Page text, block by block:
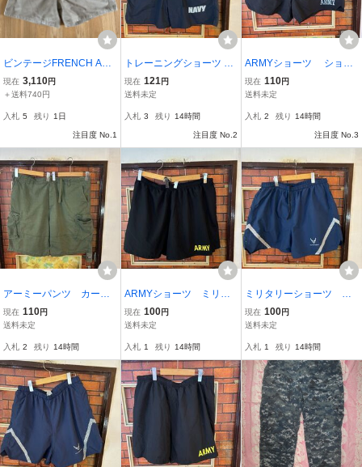
ビンテージFRENCH AR
MY M52チノショーツ
現在 3,110円
＋送料740円
入札 5 残り 1日
注目度 No.1
トレーニングショーツ シ
ョートパンツ US NAVY
軍もの 重ね着 短パ
イズ USA製 ビンテー
ジ アメリカ古着
現在 121円
送料未定
入札 3 残り 14時間
注目度 No.2
ARMYショーツ ショー
トパンツ 短パン 半ズ
ボン XLくらい 軍もの
リー アメリカ古着
現在 110円
送料未定
入札 2 残り 14時間
注目度 No.3
アーミーパンツ カー
ゴ ハーフ 短パン ショ
ート ビックサイズ XX
の アメリカ古着
現在 110円
送料未定
入札 2 残り 14時間
ARMYショーツ ミリタ
リー 軍もの XXL ハー
フパンツ 短パン ショート
カ古着 ジョギング
現在 100円
送料未定
入札 1 残り 14時間
ミリタリーショーツ US
AIR FORCE トレーニング
ショートパンツ XXL 軍
ース アメリカ古着 ウ
エストゴム
現在 100円
送料未定
入札 1 残り 14時間